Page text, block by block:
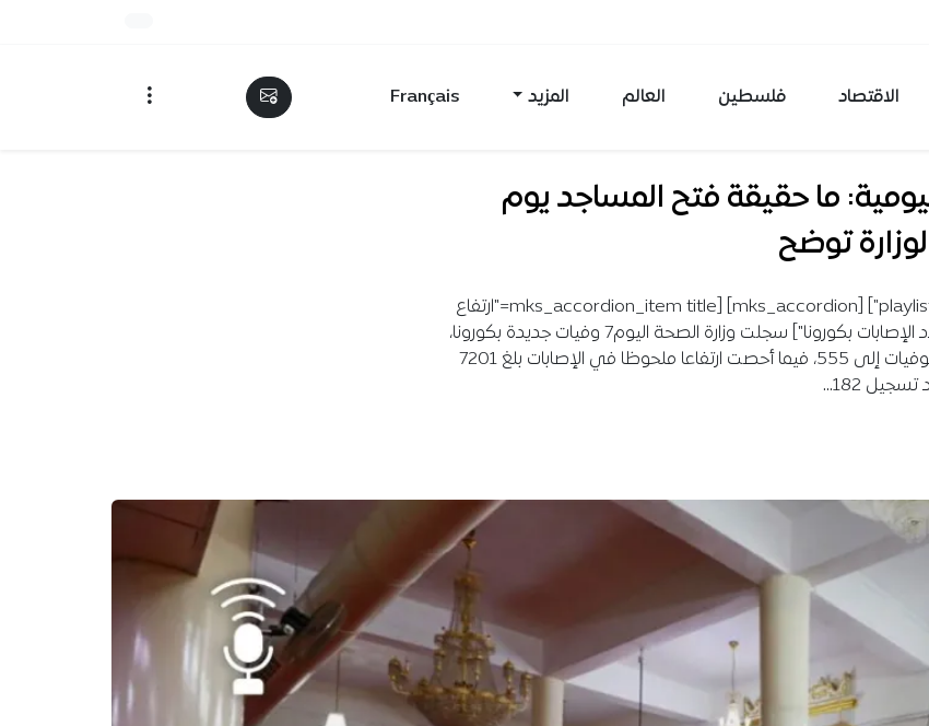
الاقتصاد فلسطين العالم المزيد Français
ما حقيقة فتح المساجد يوم
توضح
[playlist ids="48203"] [mks_accordion] [mks_accordion_item title="ارتفاع
ملحوظ في عدد الإصابات بكورونا"] سجلت وزارة الصحة اليوم7 وفيات جديدة بكورونا،
ليصل إجمالي الوفيات إلى 555، فيما أحصت ارتفاعا ملحوظا في الإصابات بلغ 7201
182…